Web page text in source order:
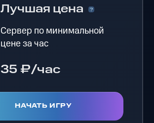
Лучшая цена
Сервер по минимальной
цене за час
35 ₽/час
НАЧАТЬ ИГРУ